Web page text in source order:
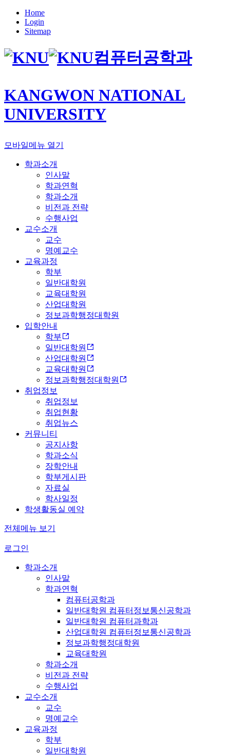
Home
Login
Sitemap
컴퓨터공학과
KANGWON NATIONAL
UNIVERSITY
모바일메뉴 열기
학과소개
인사말
학과연혁
학과소개
비전과 전략
수행사업
교수소개
교수
명예교수
교육과정
학부
일반대학원
교육대학원
산업대학원
정보과학행정대학원
입학안내
학부
일반대학원
산업대학원
교육대학원
정보과학행정대학원
취업정보
취업정보
취업현황
취업뉴스
커뮤니티
공지사항
학과소식
장학안내
학부게시판
자료실
학사일정
학생활동실 예약
전체메뉴 보기
로그인
학과소개
인사말
학과연혁
컴퓨터공학과
일반대학원 컴퓨터정보통신공학과
일반대학원 컴퓨터과학과
산업대학원 컴퓨터정보통신공학과
정보과학행정대학원
교육대학원
학과소개
비전과 전략
수행사업
교수소개
교수
명예교수
교육과정
학부
일반대학원